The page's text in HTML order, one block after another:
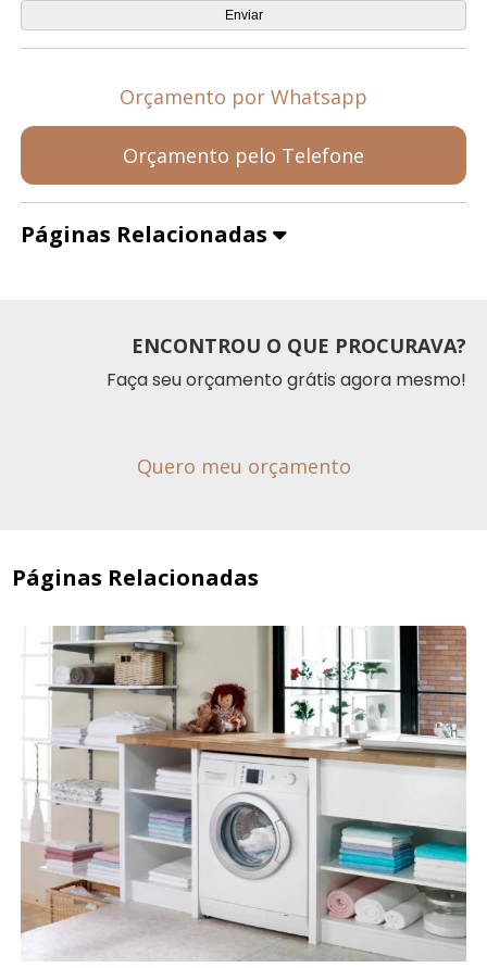
Orçamento por Whatsapp
Orçamento pelo Telefone
Páginas Relacionadas
ENCONTROU O QUE PROCURAVA?
Faça seu orçamento grátis agora mesmo!
Quero meu orçamento
Páginas Relacionadas